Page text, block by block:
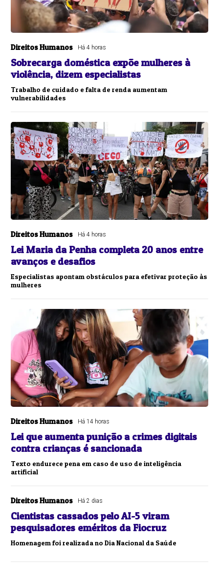
Direitos Humanos Há 4 horas
Sobrecarga doméstica expõe mulheres à
violência, dizem especialistas
Trabalho de cuidado e falta de renda aumentam
vulnerabilidades
Direitos Humanos Há 4 horas
Lei Maria da Penha completa 20 anos entre
avanços e desafios
Especialistas apontam obstáculos para efetivar proteção às
mulheres
Direitos Humanos Há 14 horas
Lei que aumenta punição a crimes digitais
contra crianças é sancionada
Texto endurece pena em caso de uso de inteligência
artificial
Direitos Humanos Há 2 dias
Cientistas cassados pelo AI-5 viram
pesquisadores eméritos da Fiocruz
Homenagem foi realizada no Dia Nacional da Saúde